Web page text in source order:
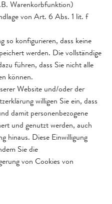
Warenkorbfunktion)
von Art. 6 Abs. 1 lit. f
so konfigurieren, dass keine
werden. Die vollständige
führen, dass Sie nicht alle
können.
Website und/oder der
willigen Sie ein, dass
damit personenbezogene
und genutzt werden, auch
hinaus. Diese Einwilligung
Sie die
von Cookies von